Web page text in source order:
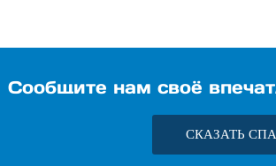
Сообщите нам своё
СКАЗАТЬ